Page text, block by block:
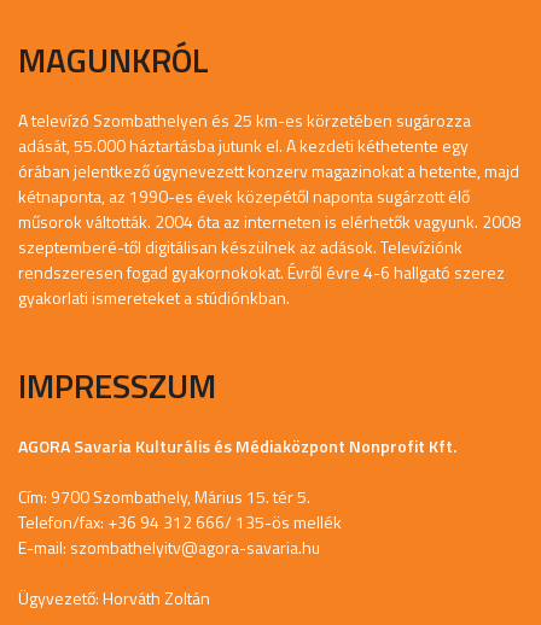
MAGUNKRÓL
A televízó Szombathelyen és 25 km-es körzetében sugározza
adását, 55.000 háztartásba jutunk el. A kezdeti kéthetente egy
órában jelentkező úgynevezett konzerv magazinokat a hetente, majd
kétnaponta, az 1990-es évek közepétől naponta sugárzott élő
műsorok váltották. 2004 óta az interneten is elérhetők vagyunk. 2008
szeptemberé-től digitálisan készülnek az adások. Televíziónk
rendszeresen fogad gyakornokokat. Évről évre 4-6 hallgató szerez
gyakorlati ismereteket a stúdiónkban.
IMPRESSZUM
AGORA Savaria Kulturális és Médiaközpont Nonprofit Kft.
Cím: 9700 Szombathely, Márius 15. tér 5.
Telefon/fax: +36 94 312 666/ 135-ös mellék
E-mail: szombathelyitv@agora-savaria.hu
Ügyvezető: Horváth Zoltán